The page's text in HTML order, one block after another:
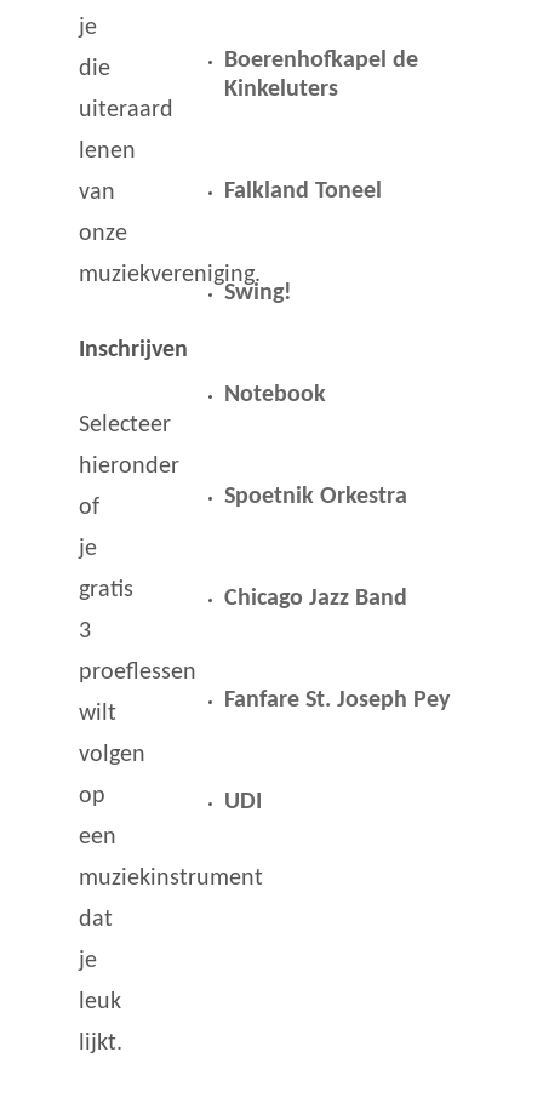
je
die
uiteraard
lenen
van
onze
muziekvereniging.
Inschrijven
Selecteer
hieronder
of
je
gratis
3
proeflessen
wilt
volgen
op
een
muziekinstrument
dat
je
leuk
lijkt.
Boerenhofkapel de
Kinkeluters
Falkland Toneel
Swing!
Notebook
Spoetnik Orkestra
Chicago Jazz Band
Fanfare St. Joseph Pey
UDI